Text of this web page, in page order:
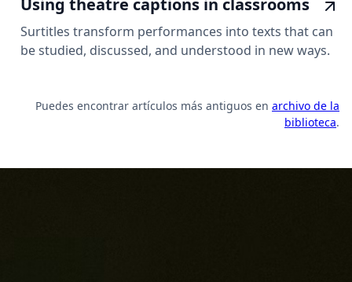
Using theatre captions in classrooms
Surtitles transform performances into texts that can
be studied, discussed, and understood in new ways.
Puedes encontrar artículos más antiguos en archivo de la
biblioteca.